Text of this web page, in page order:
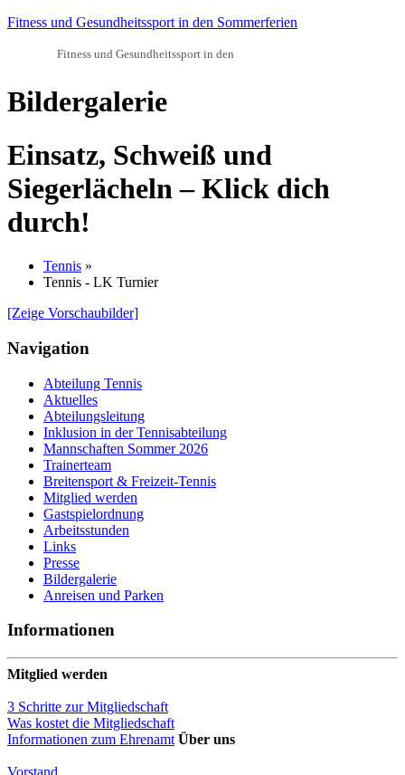
Fitness und Gesundheitssport in den Sommerferien
Fitness und Gesundheitssport in den
Bildergalerie
Einsatz, Schweiß und
Siegerlächeln – Klick dich
durch!
Tennis »
Tennis - LK Turnier
[Zeige Vorschaubilder]
Navigation
Abteilung Tennis
Aktuelles
Abteilungsleitung
Inklusion in der Tennisabteilung
Mannschaften Sommer 2026
Trainerteam
Breitensport & Freizeit-Tennis
Mitglied werden
Gastspielordnung
Arbeitsstunden
Links
Presse
Bildergalerie
Anreisen und Parken
Informationen
Mitglied werden
3 Schritte zur Mitgliedschaft
Was kostet die Mitgliedschaft
Informationen zum Ehrenamt Über uns